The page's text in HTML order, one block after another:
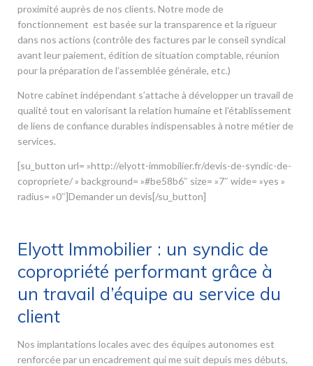
proximité auprès de nos clients. Notre mode de
fonctionnement est basée sur la transparence et la rigueur
dans nos actions (contrôle des factures par le conseil syndical
avant leur paiement, édition de situation comptable, réunion
pour la préparation de l’assemblée générale, etc.)
Notre cabinet indépendant s’attache à développer un travail de
qualité tout en valorisant la relation humaine et l’établissement
de liens de confiance durables indispensables à notre métier de
services.
[su_button url= »http://elyott-immobilier.fr/devis-de-syndic-de-
copropriete/ » background= »#be58b6″ size= »7″ wide= »yes »
radius= »0″]Demander un devis[/su_button]
Elyott Immobilier : un syndic de
copropriété performant grâce à
un travail d’équipe au service du
client
Nos implantations locales avec des équipes autonomes est
renforcée par un encadrement qui me suit depuis mes débuts,